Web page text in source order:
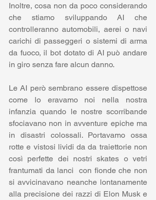
Inoltre, cosa non da poco considerando
che stiamo sviluppando AI che
controlleranno automobili, aerei o navi
carichi di passeggeri o sistemi di arma
da fuoco, il bot dotato di AI può andare
in giro senza fare alcun danno.
Le AI però sembrano essere dispettose
come lo eravamo noi nella nostra
infanzia quando le nostre scorribande
sfociavano non in avventure epiche ma
in disastri colossali. Portavamo ossa
rotte e vistosi lividi da da traiettorie non
così perfette dei nostri skates o vetri
frantumati da lanci  con fionde che non
si avvicinavano neanche lontanamente
alla precisione dei razzi di Elon Musk e